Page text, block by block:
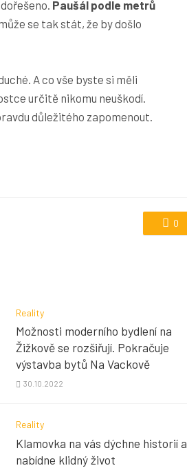
Paušál podle metrů
se tak stát, že by došlo
A co vše byste si měli
určitě nikomu neuškodí.
důležitého zapomenout.
0
Reality
Možnosti moderního bydlení na
Žižkově se rozšiřují. Pokračuje
výstavba bytů Na Vackově
30.10.2022
Reality
Klamovka na vás dýchne historií a
nabídne klidný život